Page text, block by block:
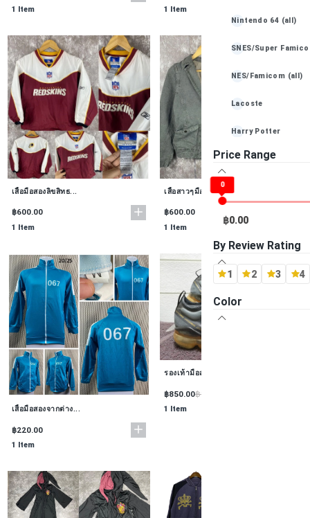
Nintendo 64 (all)
SNES/Super
NES/Famicom (all)
Lacoste
Harry Potter
Louis Vuitton
Playstation (PS3)
Playstation (PS2)
Playstation (PS1)
-- ไม่ระบุ Brand --
Price Range
0
฿0.00
By Review Rating
1 2 3 4
Color
1 Item 1 Item
เสื้อมือสองลิขสิทธ...
฿600.00
1 Item
เสื้อสาวๆมือสองจาก...
฿600.00
1 Item
เสื้อมือสองจากต่าง...
฿220.00
1 Item
รองเท้ามือสองจากญี...
฿850.00฿1,000.00
1 Item